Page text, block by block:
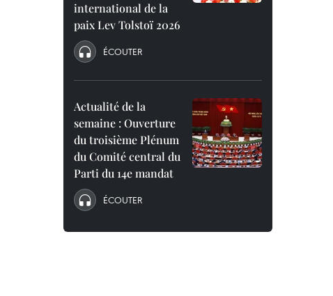
international de la
paix Lev Tolstoï 2026
ÉCOUTER
Actualité de la
semaine : Ouverture
du troisième Plénum
du Comité central du
Parti du 14e mandat
ÉCOUTER